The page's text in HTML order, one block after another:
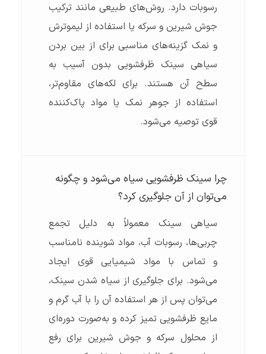
رسوبات دارد. روش‌های طبیعی مانند ترکیب
جوش شیرین و سرکه یا استفاده از لیموترش
و نمک گزینه‌های مناسبی برای از بین بردن
سیاهی سینک ظرفشویی بدون آسیب به
سطح آن هستند. برای لکه‌های مقاوم‌تر،
استفاده از جوهر نمک یا مواد پاک‌کننده
قوی توصیه می‌شود.
چرا سینک ظرفشویی سیاه می‌شود و چگونه
می‌توان از آن جلوگیری کرد؟
سیاهی سینک معمولاً به دلیل تجمع
چربی‌ها، رسوبات آب، مواد شوینده نامناسب
و تماس با مواد شیمیایی قوی ایجاد
می‌شود. برای جلوگیری از سیاه شدن سینک،
می‌توان پس از هر استفاده آن را با آب گرم و
مایع ظرفشویی تمیز کرده و به‌صورت دوره‌ای
از محلول سرکه و جوش شیرین برای رفع